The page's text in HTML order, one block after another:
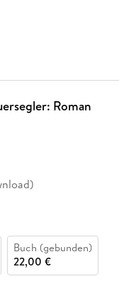
Roman
Buch (gebunden)
22,00 €